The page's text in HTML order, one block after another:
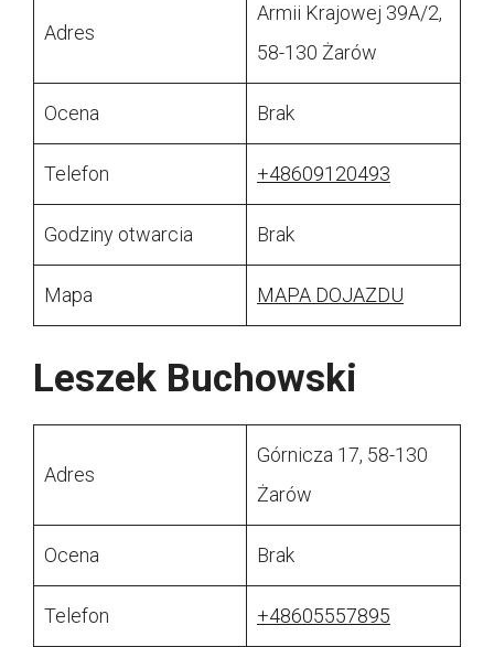
Adres
Armii Krajowej 39A/2,
58-130 Żarów
Ocena Brak
Telefon +48609120493
Godziny otwarcia Brak
Mapa MAPA DOJAZDU
Leszek Buchowski
Adres
Górnicza 17, 58-130
Żarów
Ocena Brak
Telefon +48605557895